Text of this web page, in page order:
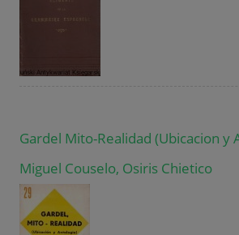
Gardel Mito-Realidad (Ubicacion y
Miguel Couselo, Osiris Chietico